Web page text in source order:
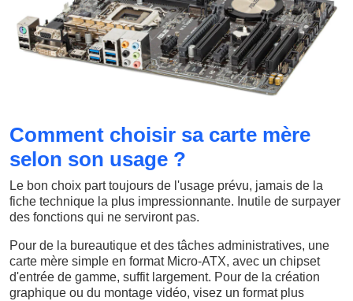
Comment choisir sa carte mère
selon son usage ?
Le bon choix part toujours de l'usage prévu, jamais de la
fiche technique la plus impressionnante. Inutile de surpayer
des fonctions qui ne serviront pas.
Pour de la bureautique et des tâches administratives, une
carte mère simple en format Micro-ATX, avec un chipset
d'entrée de gamme, suffit largement. Pour de la création
graphique ou du montage vidéo, visez un format plus